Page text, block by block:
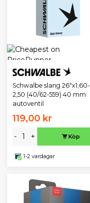
Schwalbe slang 26"x1,60-
2,50 (40/62-559) 40 mm
autoventil
119,00 kr
- + Köp
1-2 vardagar